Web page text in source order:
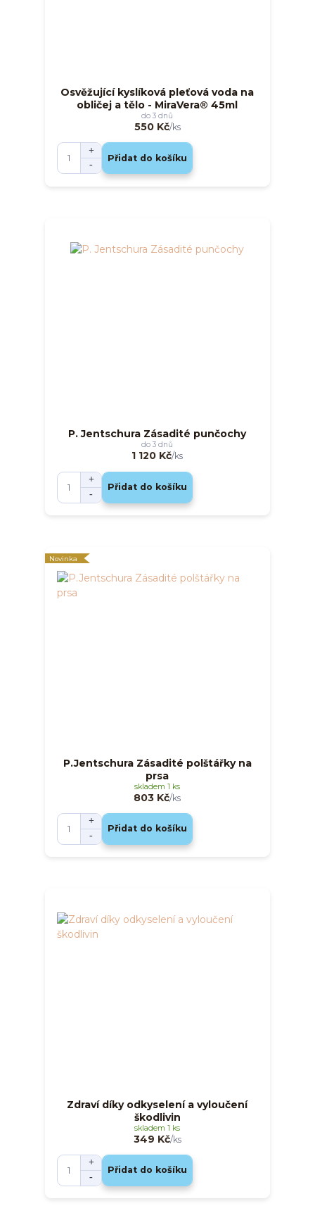
Osvěžující kyslíková pleťová voda na
obličej a tělo - MiraVera® 45ml
550 Kč/ks
do 3 dnů
Přidat do košíku
P. Jentschura Zásadité punčochy
1 120 Kč/ks
do 3 dnů
Přidat do košíku
Novinka
P.Jentschura Zásadité polštářky na
prsa
803 Kč/ks
skladem 1 ks
Přidat do košíku
Zdraví díky odkyselení a vyloučení
škodlivin
349 Kč/ks
skladem 1 ks
Přidat do košíku